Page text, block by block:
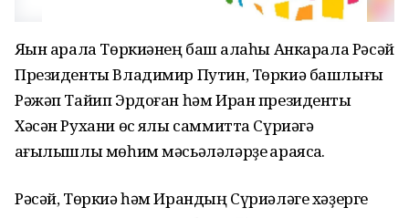
Яҡын арала Төркиәнең баш ҡалаһы Анкарала Рәсәй
Президенты Владимир Путин, Төркиә башлығы
Рәжәп Тайип Эрдоған һәм Иран президенты
Хәсән Рухани өс яҡлы саммитта Сүриәгә
ҡағылышлы мөһим мәсьәләләрҙе ҡараясаҡ.
Рәсәй, Төркиә һәм Ирандың Сүриәләге хәҙерге